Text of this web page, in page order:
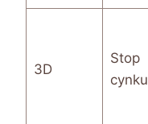
3D
Stop
cynku